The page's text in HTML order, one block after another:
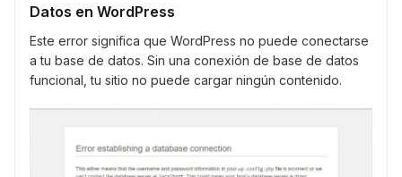
Datos en WordPress
Este error significa que WordPress no puede conectarse
a tu base de datos. Sin una conexión de base de datos
funcional, tu sitio no puede cargar ningún contenido.